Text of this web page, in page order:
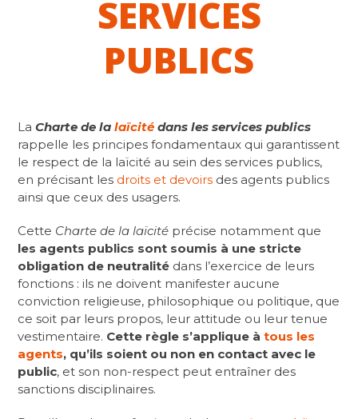
SERVICES
PUBLICS
LaCharte de lalaïcité dans les services publics
rappelle les principes fondamentaux qui garantissent
le respect de la laïcité au sein des services publics,
en précisant les droits et devoirs des agents publics
ainsi que ceux des usagers.
Cette Charte de la laïcité précise notamment que
les agents publics sont soumis à une stricte
obligation de neutralité dans l’exercice de leurs
fonctions : ils ne doivent manifester aucune
conviction religieuse, philosophique ou politique, que
ce soit par leurs propos, leur attitude ou leur tenue
vestimentaire. Cette règle s’applique àtous les
agents, qu’ils soient ou non en contact avec le
public, et son non-respect peut entraîner des
sanctions disciplinaires.